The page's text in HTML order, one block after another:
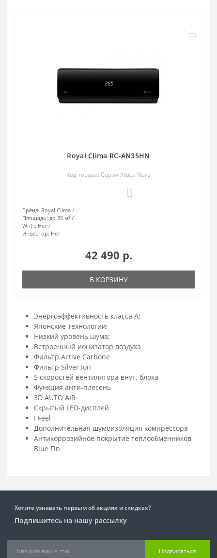
Royal Clima RC-AN35HN
Код товара: Серия Attica Nero
Бренд: Royal Clima
Площадь: до 35 м²
Wi-Fi: Нет
Инвертор: Нет
42 490 р.
В КОРЗИНУ
Энергоэффективность класса А;
Японские технологии;
Низкий уровень шума;
Встроенный ионизатор воздуха
Фильтр Active Carbone
Фильтр Silver Ion
5 скоростей вентилятора внут. блока
Функция анти-плесень
3D AUTO AIR
Скрытый LED-дисплей
I Feel
Дополнительная шумоизоляция компрессора
Антикоррозийное покрытие теплообменников
Blue Fin
Хотите узнавать первым об акциях и скидках?
Подпишитесь на нашу рассылку
Подписаться